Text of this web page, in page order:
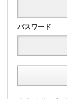
パスワード